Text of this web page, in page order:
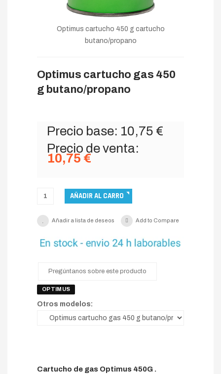
Optimus cartucho 450 g cartucho
butano/propano
Optimus cartucho gas 450
g butano/propano
Precio base: 10,75 €
Precio de venta:
10,75 €
Añadir a lista de deseos Add to Compare
Pregúntanos sobre este producto
OPTIMUS
Otros modelos:
Cartucho de gas Optimus 450G .